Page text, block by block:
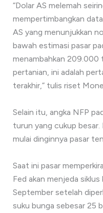
“Dolar AS melemah
mempertimbangkan
AS yang menunjukkan
bawah estimasi pasar
menambahkan 209.000
pertanian, ini adalah
terakhir,” tulis riset
Selain itu, angka NFP
turun yang cukup
mulai dinginnya pasar
Saat ini pasar
Fed akan menjeda
September setelah
suku bunga sebesar 25